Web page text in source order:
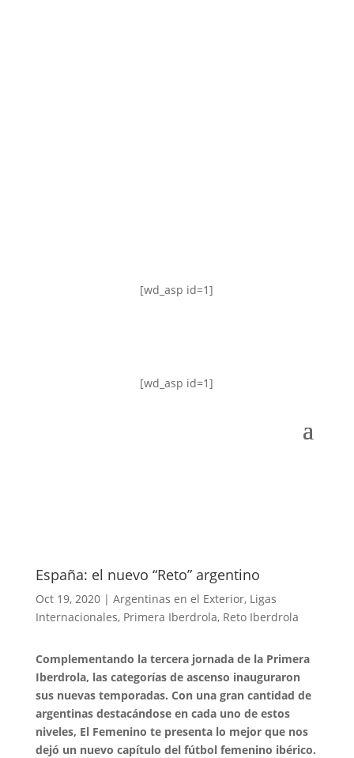
[wd_asp id=1]
[wd_asp id=1]
España: el nuevo “Reto” argentino
Oct 19, 2020| Argentinas en el Exterior, Ligas
Internacionales, Primera Iberdrola, Reto Iberdrola
Complementando la tercera jornada de la Primera
Iberdrola, las categorías de ascenso inauguraron
sus nuevas temporadas. Con una gran cantidad de
argentinas destacándose en cada uno de estos
niveles, El Femenino te presenta lo mejor que nos
dejó un nuevo capítulo del fútbol femenino ibérico.